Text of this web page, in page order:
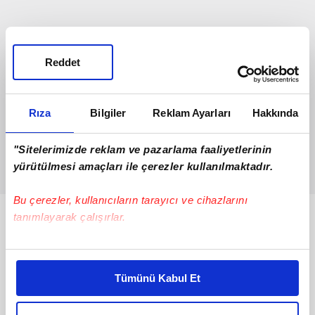
Rıza Bilgiler Reklam Ayarları Hakkında
"Sitelerimizde reklam ve pazarlama faaliyetlerinin
yürütülmesi amaçları ile çerezler kullanılmaktadır.
Bu çerezler, kullanıcıların tarayıcı ve cihazlarını
tanımlayarak çalışırlar.
Bu çerezlere izin vermeniz halinde sizlere özel
daha iyi reklam deneyimi yaşatabiliriz. Bunu yaparken
amacımızın size daha iyi bir reklam deneyimi sunmak
Tümünü Kabul Et
Reddet
Bunlar da Var